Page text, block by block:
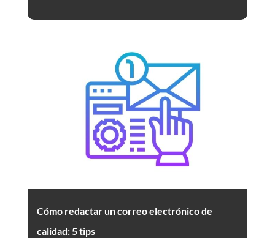
Cómo redactar un correo electrónico de
calidad: 5 tips